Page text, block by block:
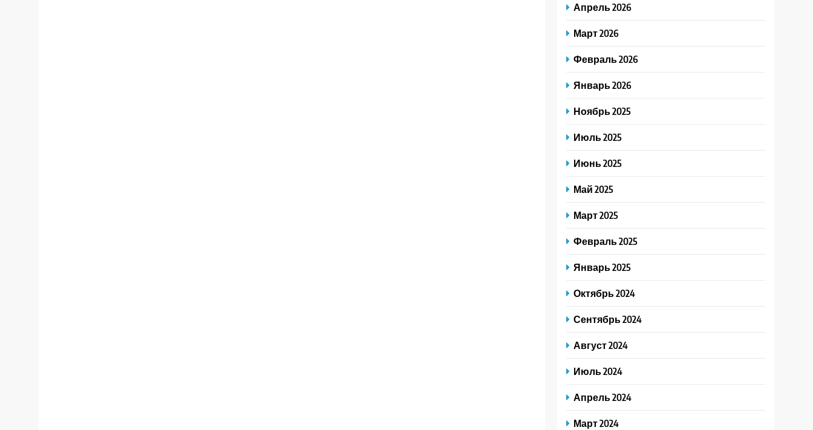
Апрель 2026
Март 2026
Февраль 2026
Январь 2026
Ноябрь 2025
Июль 2025
Июнь 2025
Май 2025
Март 2025
Февраль 2025
Январь 2025
Октябрь 2024
Сентябрь 2024
Август 2024
Июль 2024
Апрель 2024
Март 2024